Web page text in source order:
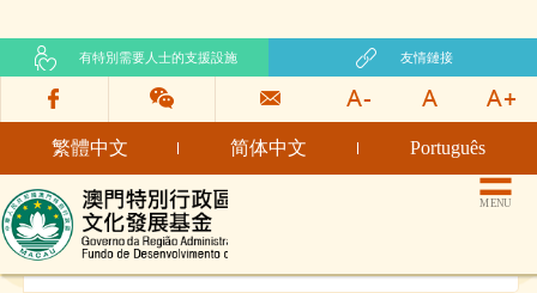
有特別需要人士的支援設施 友情鏈接
繁體中文 简体中文 Português
文化發展基金網頁 MENU